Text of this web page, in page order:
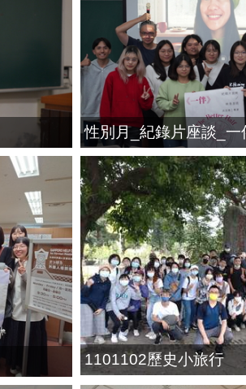
性別月_紀錄片座談_一
1101102歷史小旅行